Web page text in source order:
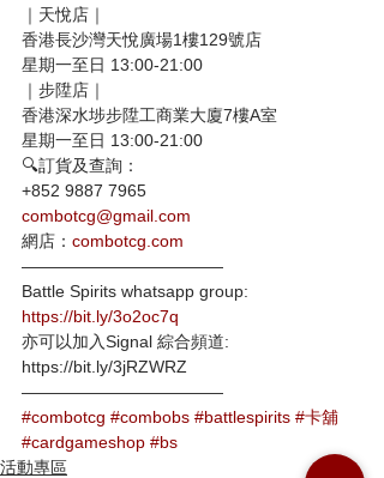
｜天悅店｜
香港長沙灣天悅廣場1樓129號店
星期一至日 13:00-21:00
｜步陞店｜
香港深水埗步陞工商業大廈7樓A室
星期一至日 13:00-21:00
🔍訂貨及查詢：
+852 9887 7965
combotcg@gmail.com
網店： combotcg.com
————————————
Battle Spirits whatsapp group:
https://bit.ly/3o2oc7q
亦可以加入Signal 綜合頻道:
https://bit.ly/3jRZWRZ
————————————
#combotcg #combobs #battlespirits #卡舖
#cardgameshop #bs
活動專區